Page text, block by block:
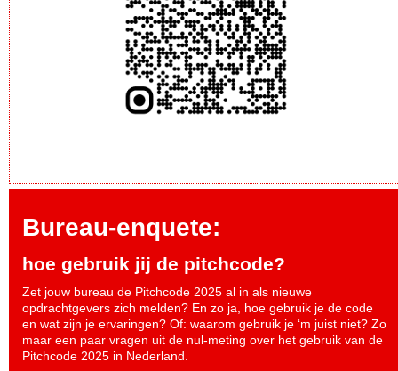
Bureau-enquete:
hoe gebruik jij de pitchcode?
Zet jouw bureau de Pitchcode 2025 al in als nieuwe
opdrachtgevers zich melden? En zo ja, hoe gebruik je de code
en wat zijn je ervaringen? Of: waarom gebruik je ‘m juist niet? Zo
maar een paar vragen uit de nul-meting over het gebruik van de
Pitchcode 2025 in Nederland.